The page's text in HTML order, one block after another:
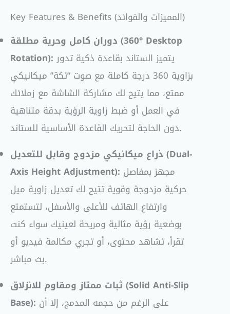
Key Features & Benefits (المميزات والفوائد)
دوران كامل وحرية مطلقة (360° Desktop
Rotation): يتميز الستاند بقاعدة ذكية تدور
بزاوية 360 درجة كاملة مع صوت “تكة” ميكانيكي
ممتع، مما يتيح لك مشاركة الشاشة مع زملائك
في العمل أو ضبط زاوية الرؤية بدقة متناهية
دون الحاجة لتحريك القاعدة الأساسية للستاند.
ذراع ميكانيكي مزدوج وقابل للتعديل (Dual-
Axis Height Adjustment): مجهز بمفاصل
حركية مزدوجة وقوية تتيح لك تعديل زاوية ميل
وارتفاع الهاتف للأعلى والأسفل، لتستمتع
بوضعية رؤية مثالية ومريحة لعينيك سواء كنت
تقرأ، تشاهد محتوى، أو تجري مكالمة فيديو أو
بث مباشر.
ثبات ممتاز ومقاوم للانزلاق (Solid Anti-Slip
Base): على الرغم من حجمه المدمج، إلا أن